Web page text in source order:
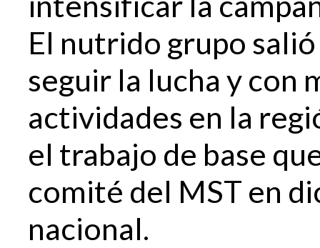
El nutrido grupo
seguir la lucha y con
actividades en la
el trabajo de base
comité del MST en
nacional.